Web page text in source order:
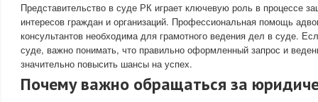
Представительство в суде РК играет ключевую роль в процессе
интересов граждан и организаций. Профессиональная помощь
консультантов необходима для грамотного ведения дел в суде.
суде, важно понимать, что правильно оформленный запрос и
значительно повысить шансы на успех.
Почему важно обращаться за